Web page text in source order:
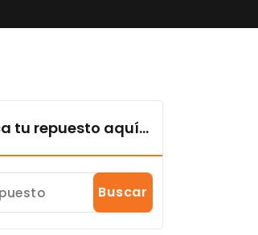
tu repuesto aquí...
Buscar